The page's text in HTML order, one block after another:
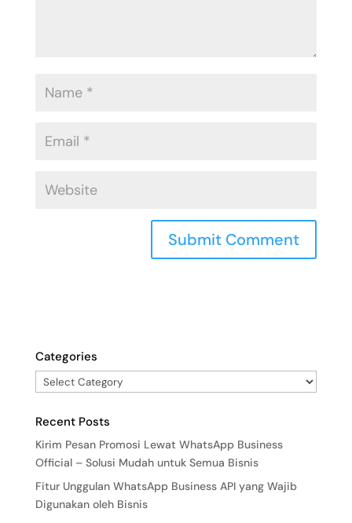
Categories
Recent Posts
Kirim Pesan Promosi Lewat WhatsApp Business
Official – Solusi Mudah untuk Semua Bisnis
Fitur Unggulan WhatsApp Business API yang Wajib
Digunakan oleh Bisnis